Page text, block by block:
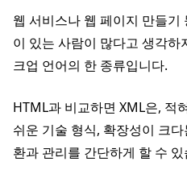
웹 서비스나 웹 페이지 만들
이 있는 사람이 많다고 생각
크업 언어의 한 종류입니다.
HTML과 비교하면 XML은, 적
쉬운 기술 형식, 확장성이 크
환과 관리를 간단하게 할 수